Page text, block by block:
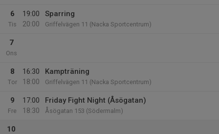
6
Tis
19:00
20:00
Sparring
Griffelvägen 11 (Nacka Sportcentrum)
7
Ons
8
Tor
16:30
18:00
Kampträning
Griffelvägen 11 (Nacka Sportcentrum)
9
Fre
17:00
18:30
Friday Fight Night (Åsögatan)
Åsögatan 153 (Södermalm)
10